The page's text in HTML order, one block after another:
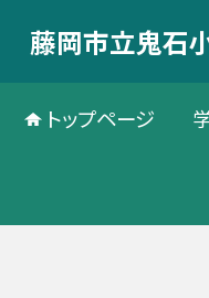
藤岡市立鬼石
トップページ